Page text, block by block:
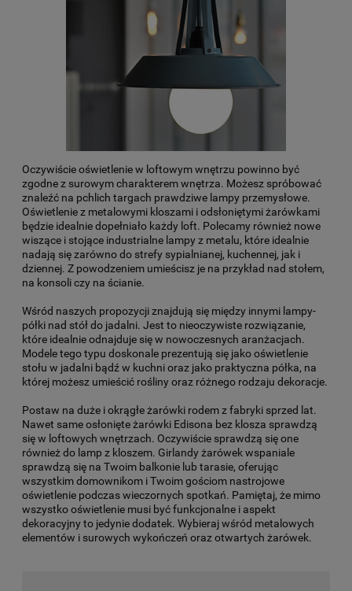
Oczywiścieoświetlenie w loftowym wnętrzu powinno być
zgodne z surowym charakterem wnętrza. Możesz spróbować
znaleźć na pchlich targach prawdziwe lampy przemysłowe.
Oświetlenie z metalowymi kloszami i odsłoniętymi żarówkami
będzie idealnie dopełniało każdy loft. Polecamy również nowe
wiszące i stojące industrialne lampy z metalu, które idealnie
nadają się zarówno do strefy sypialnianej, kuchennej, jak i
dziennej. Z powodzeniem umieścisz je na przykład nad stołem,
na konsoli czy na ścianie.
Wśród naszych propozycji znajdują się między innymi lampy-
półki nad stół do jadalni. Jest to nieoczywiste rozwiązanie,
które idealnie odnajduje się w nowoczesnych aranżacjach.
Modele tego typu doskonale prezentują się jako oświetlenie
stołu w jadalni bądź w kuchni oraz jako praktyczna półka, na
której możesz umieścić rośliny oraz różnego rodzaju dekoracje.
Postaw na duże i okrągłe żarówki rodem z fabryki sprzed lat.
Nawet same osłonięte żarówki Edisona bez klosza sprawdzą
się w loftowych wnętrzach. Oczywiście sprawdzą się one
również do lamp z kloszem. Girlandy żarówek wspaniale
sprawdzą się na Twoim balkonie lub tarasie, oferując
wszystkim domownikom i Twoim gościom nastrojowe
oświetlenie podczas wieczornych spotkań. Pamiętaj, że mimo
wszystko oświetlenie musi być funkcjonalne i aspekt
dekoracyjny to jedynie dodatek. Wybieraj wśród metalowych
elementów i surowych wykończeń oraz otwartych żarówek.